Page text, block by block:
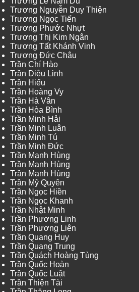
Trương Nguyễn Duy Thiện
Trương Ngọc Tiến
Trương Phước Nhựt
Trương Thị Kim Ngân
Trương Tất Khánh Vinh
Trương Đức Châu
Trần Chí Hào
Trần Diệu Linh
Trần Hiếu
Trần Hoàng Vy
Trần Hà Vân
Trần Hòa Bình
Trần Minh Hải
Trần Minh Luân
Trần Minh Tú
Trần Minh Đức
Trần Mạnh Hùng
Trần Mạnh Hùng
Trần Mạnh Hùng
Trần Mỹ Quyên
Trần Ngọc Hiền
Trần Ngọc Khanh
Trần Nhật Minh
Trần Phương Linh
Trần Phương Liên
Trần Quang Huy
Trần Quang Trung
Trần Quách Hoàng Tùng
Trần Quốc Hoàn
Trần Quốc Luật
Trần Thiện Tài